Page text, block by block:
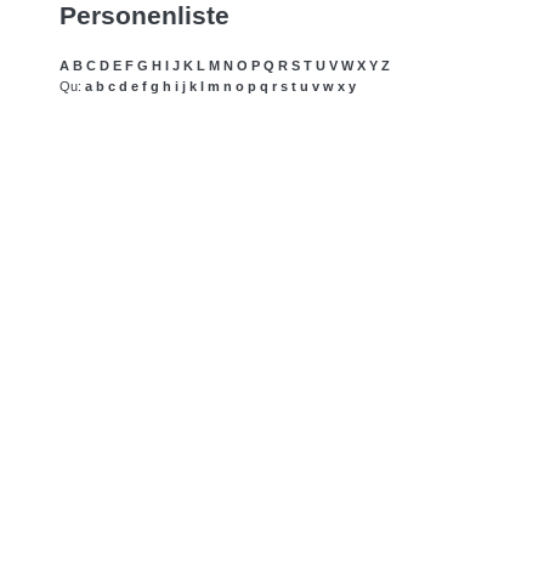
Personenliste
A B C D E F G H I J K L M N O P Q R S T U V W X Y Z
Qu: a b c d e f g h i j k l m n o p q r s t u v w x y